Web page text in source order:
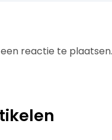
reactie te plaatsen.